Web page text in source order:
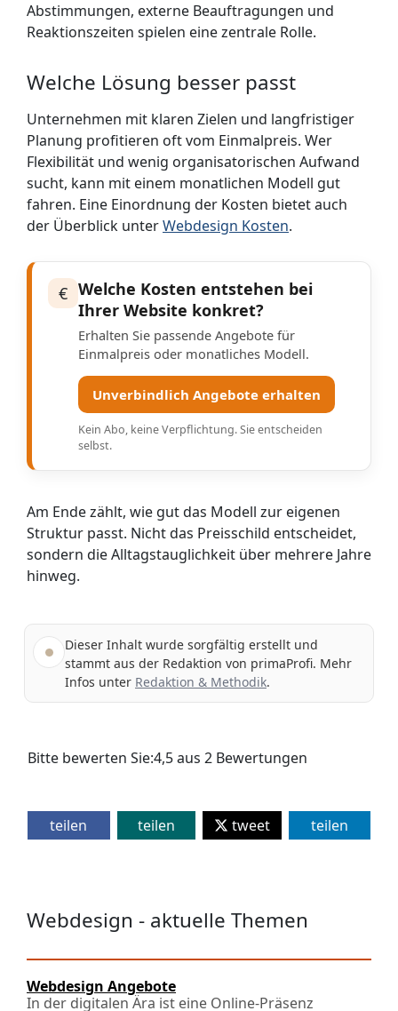
Abstimmungen, externe Beauftragungen und
Reaktionszeiten spielen eine zentrale Rolle.
Welche Lösung besser passt
Unternehmen mit klaren Zielen und langfristiger
Planung profitieren oft vom Einmalpreis. Wer
Flexibilität und wenig organisatorischen Aufwand
sucht, kann mit einem monatlichen Modell gut
fahren. Eine Einordnung der Kosten bietet auch
der Überblick unterWebdesign Kosten.
€ Welche Kosten entstehen bei
Ihrer Website konkret?
Erhalten Sie passende Angebote für
Einmalpreis oder monatliches Modell.
Unverbindlich Angebote erhalten
Kein Abo, keine Verpflichtung. Sie entscheiden
selbst.
Am Ende zählt, wie gut das Modell zur eigenen
Struktur passt. Nicht das Preisschild entscheidet,
sondern die Alltagstauglichkeit über mehrere Jahre
hinweg.
Dieser Inhalt wurde sorgfältig erstellt und
stammt aus der Redaktion von primaProfi. Mehr
Infos unter Redaktion & Methodik.
Bitte bewerten Sie:4,5aus 2 Bewertungen
teilen teilen tweet teilen
Webdesign - aktuelle Themen
Webdesign Angebote
In der digitalen Ära ist eine Online-Präsenz